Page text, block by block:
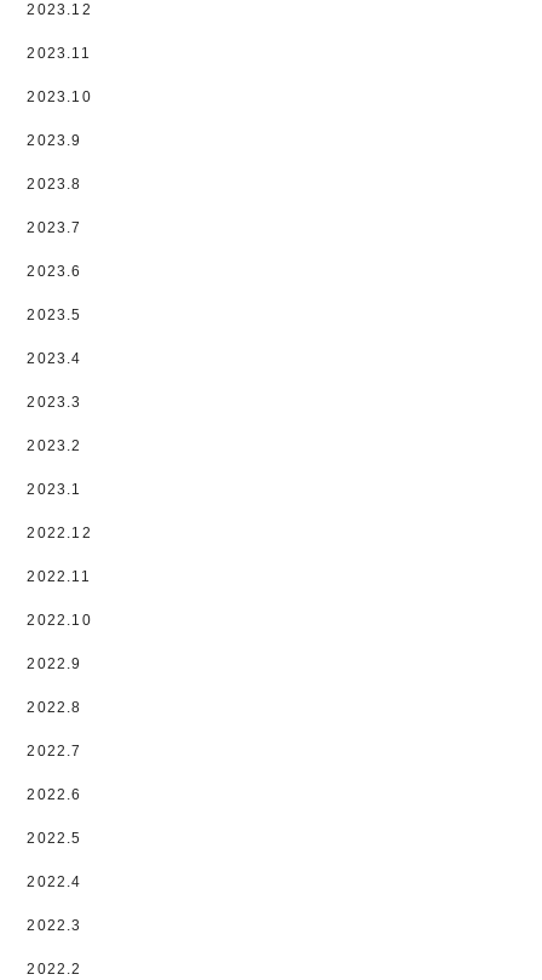
2023.12
2023.11
2023.10
2023.9
2023.8
2023.7
2023.6
2023.5
2023.4
2023.3
2023.2
2023.1
2022.12
2022.11
2022.10
2022.9
2022.8
2022.7
2022.6
2022.5
2022.4
2022.3
2022.2